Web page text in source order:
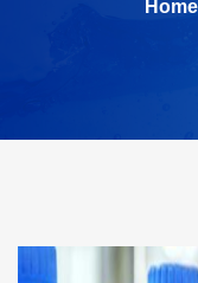
Home